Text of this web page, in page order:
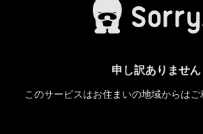
申し訳ありません
このサービスはお住まいの地域からはご